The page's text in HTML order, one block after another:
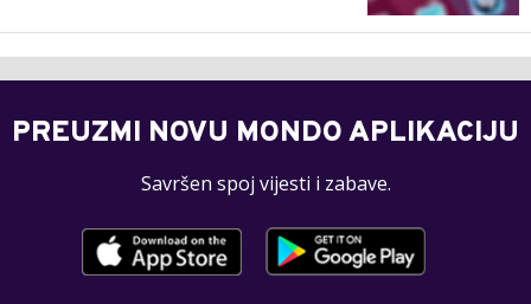
PREUZMI NOVU MONDO APLIKACIJU
Savršen spoj vijesti i zabave.